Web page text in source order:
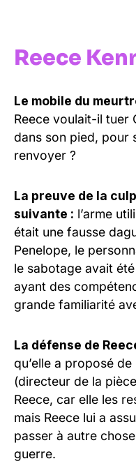
Reece
Le mobile du
Reece voulait-il tuer
dans son pied, pour
renvoyer ?
La preuve de la
suivante : l’arme
était une fausse
Penelope, le
le sabotage avait
ayant des
grande familiarité
La défense de
qu’elle a proposé
(directeur de la
Reece, car elle les
mais Reece lui a
passer à autre
guerre.